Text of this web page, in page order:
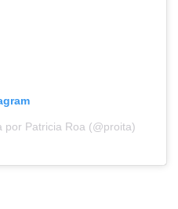
por Patricia Roa (@proita)